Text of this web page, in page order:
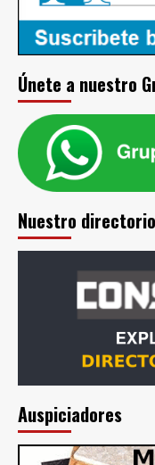
VIS
Chorrillos
Únete a nuestro
Nuestro
Auspiciadores